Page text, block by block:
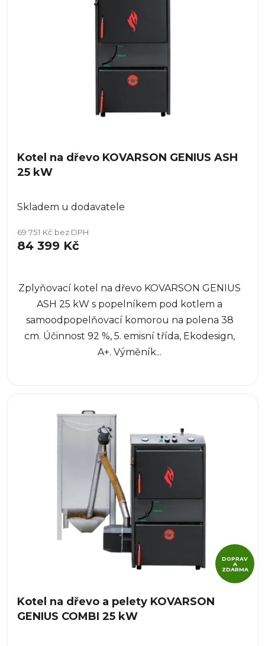
Kotel na dřevo KOVARSON GENIUS ASH
25 kW
Skladem u dodavatele
69 751 Kč bez DPH
84 399 Kč
Zplyňovací kotel na dřevo KOVARSON GENIUS
ASH 25 kW s popelníkem pod kotlem a
samoodpopelňovací komorou na polena 38
cm. Účinnost 92 %, 5. emisní třída, Ekodesign,
A+. Výměník...
DOPRAV
A
ZDARMA
Kotel na dřevo a pelety KOVARSON
GENIUS COMBI 25 kW